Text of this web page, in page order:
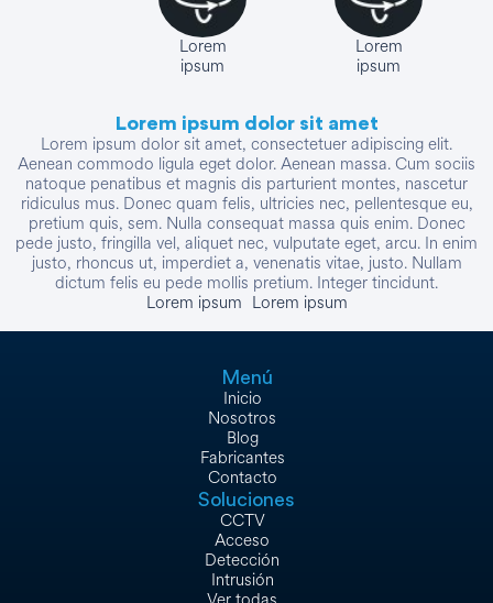
Lorem
ipsum
Lorem
ipsum
Lorem ipsum dolor sit amet
Lorem ipsum dolor sit amet, consectetuer adipiscing elit.
Aenean commodo ligula eget dolor. Aenean massa. Cum sociis
natoque penatibus et magnis dis parturient montes, nascetur
ridiculus mus. Donec quam felis, ultricies nec, pellentesque eu,
pretium quis, sem. Nulla consequat massa quis enim. Donec
pede justo, fringilla vel, aliquet nec, vulputate eget, arcu. In enim
justo, rhoncus ut, imperdiet a, venenatis vitae, justo. Nullam
dictum felis eu pede mollis pretium. Integer tincidunt.
Lorem ipsum Lorem ipsum
Menú
Inicio
Nosotros
Blog
Fabricantes
Contacto
Soluciones
CCTV
Acceso
Detección
Intrusión